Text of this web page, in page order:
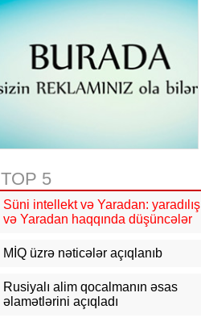
17:09 Bakıda estetik əməliyyatdan
sonra pasiyentin ölüm faktı üzrə
17:03 Lənkəranda təqaüdçüləri
aldadan şəxs saxlanılıb
16:26 Bəzi yerlərdə külək
güclənəcək -XƏBƏRDARLIQ
16:10 Jurnalistika ixtisası üzrə
açıqlanıb
15:50 Ədliyyə naziri Lerik rayonunda
vətəndaşları qəbul edib
TOP 5
Süni intellekt və Yaradan: yaradılış
və Yaradan haqqında düşüncələr
MİQ üzrə nəticələr açıqlanıb
Rusiyalı alim qocalmanın əsas
əlamətlərini açıqladı